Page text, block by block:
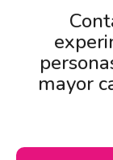
mayor